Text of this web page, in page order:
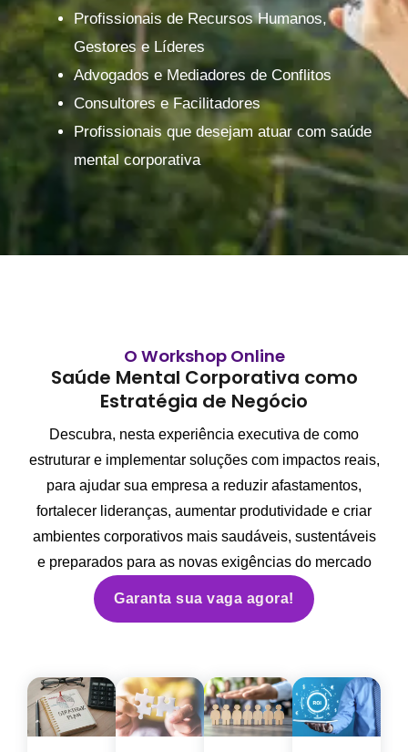
Profissionais de Recursos Humanos,
Gestores e Líderes
Advogados e Mediadores de Conflitos
Consultores e Facilitadores
Profissionais que desejam atuar com saúde
mental corporativa
O Workshop Online
Saúde Mental Corporativa como
Estratégia de Negócio
Descubra, nesta experiência executiva de como
estruturar e implementar soluções com impactos reais,
para ajudar sua empresa a reduzir afastamentos,
fortalecer lideranças, aumentar produtividade e criar
ambientes corporativos mais saudáveis, sustentáveis
e preparados para as novas exigências do mercado
Garanta sua vaga agora!